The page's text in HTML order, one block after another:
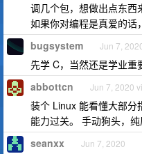
调几个包，想做出点东西
如果你对编程是真爱的话
bugsystem Jun 7,
先学 C，当然还是学业重
abbottcn Jun 7, 2020
装个 Linux 能看懂大部分
能力过关。 手动狗头，纯
seanxx Jun 7, 2020